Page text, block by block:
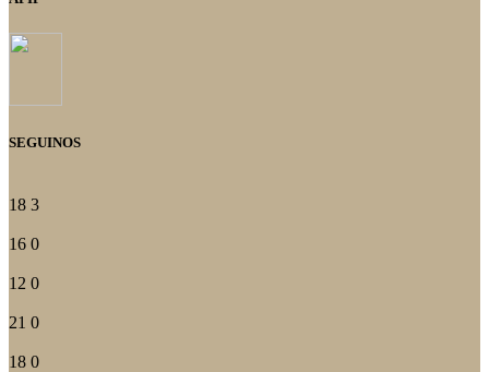
SEGUINOS
18 3
16 0
12 0
21 0
18 0